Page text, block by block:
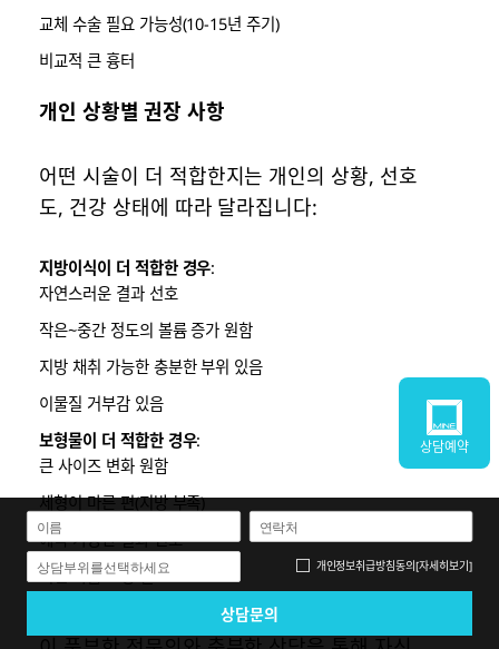
상담예약
교체 수술 필요 가능성(10-15년 주기)
비교적 큰 흉터
개인 상황별 권장 사항
어떤 시술이 더 적합한지는 개인의 상황, 선호
도, 건강 상태에 따라 달라집니다:
지방이식이 더 적합한 경우:
자연스러운 결과 선호
작은~중간 정도의 볼륨 증가 원함
지방 채취 가능한 충분한 부위 있음
이물질 거부감 있음
보형물이 더 적합한 경우:
큰 사이즈 변화 원함
체형이 마른 편(지방 부족)
예측 가능한 결과 선호
처진 가슴 교정 필요
안전한 선택을 위해서는 두 시술 모두에 경험
개인정보취급방침동의[자세히보기]
상담부위를선택하세요